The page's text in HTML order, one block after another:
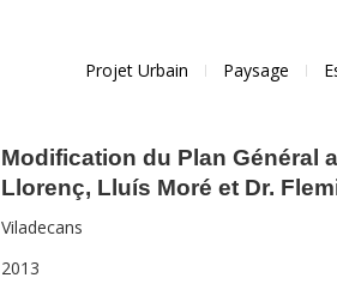
Projet Urbain Paysage
Modification du Plan Général
Llorenç, Lluís Moré et Dr.
Viladecans
2013